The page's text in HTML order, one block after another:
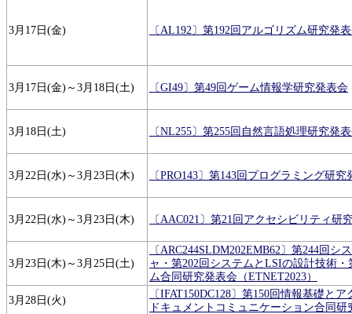
3月17日(金) 〔AL192〕第192回アルゴリズム研究発
3月17日(金)～3月18日(土) 〔GI49〕第49回ゲーム情報学研究発表会
3月18日(土) 〔NL255〕第255回自然言語処理研究発
3月22日(水)～3月23日(木) 〔PRO143〕第143回プログラミング研究
3月22日(水)～3月23日(木) 〔AAC021〕第21回アクセシビリティ研
3月23日(木)～3月25日(土)
〔ARC244SLDM202EMB62〕第244回シ
ャ・第202回システムとLSIの設計技術
ム合同研究発表会（ETNET2023）
3月28日(火)
〔IFAT150DC128〕第150回情報基礎と
ドキュメントコミュニケーション合同研